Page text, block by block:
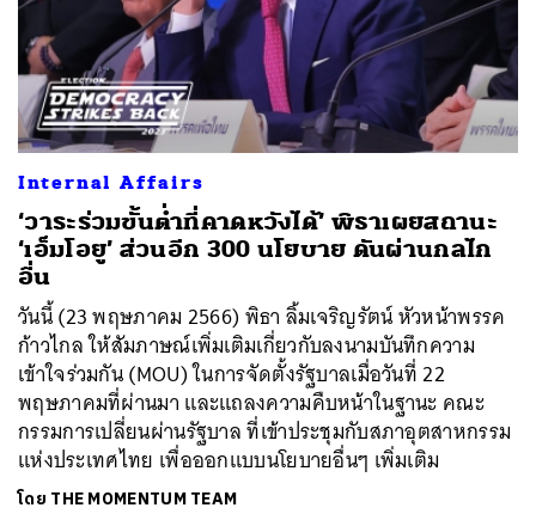
Internal Affairs
‘วาระร่วมขั้นต่ำที่คาดหวังได้’ พิธาเผยสถานะ
‘เอ็มโอยู’ ส่วนอีก 300 นโยบาย ดันผ่านกลไก
อื่น
วันนี้ (23 พฤษภาคม 2566) พิธา ลิ้มเจริญรัตน์ หัวหน้าพรรค
ก้าวไกล ให้สัมภาษณ์เพิ่มเติมเกี่ยวกับลงนามบันทึกความ
เข้าใจร่วมกัน (MOU) ในการจัดตั้งรัฐบาลเมื่อวันที่ 22
พฤษภาคมที่ผ่านมา และแถลงความคืบหน้าในฐานะ คณะ
กรรมการเปลี่ยนผ่านรัฐบาล ที่เข้าประชุมกับสภาอุตสาหกรรม
แห่งประเทศไทย เพื่อออกแบบนโยบายอื่นๆ เพิ่มเติม
โดย THE MOMENTUM TEAM